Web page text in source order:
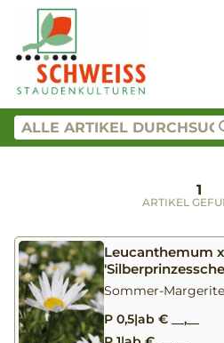
1
ARTIKEL
Leucanthemum
Sommer-
P 0,5|ab € __,__